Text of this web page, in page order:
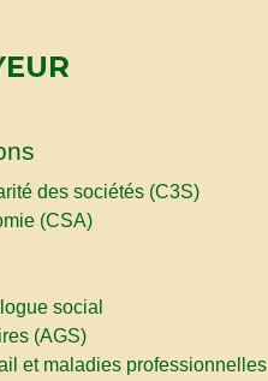
des sociétés (C3S)
(CSA)
social
(AGS)
et maladies professionnelles